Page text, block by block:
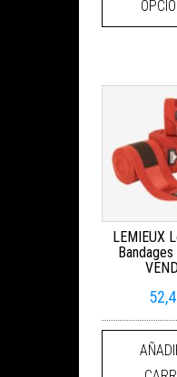
LEMIEUX